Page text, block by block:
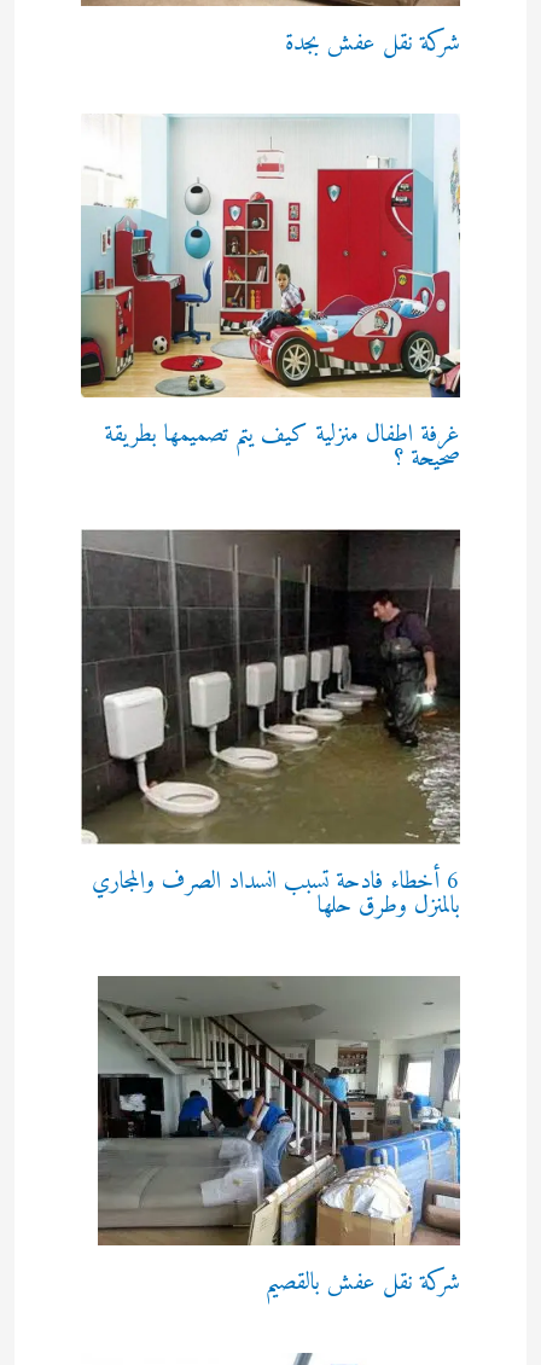
شركة نقل عفش بجدة
غرفة اطفال منزلية كيف يتم تصميمها بطريقة
صحيحة ؟
6 أخطاء فادحة تسبب انسداد الصرف والمجاري
بالمنزل وطرق حلها
شركة نقل عفش بالقصيم